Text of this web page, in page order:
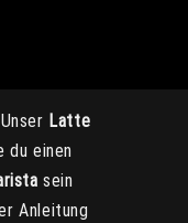
Latte
du einen
sein
Anleitung